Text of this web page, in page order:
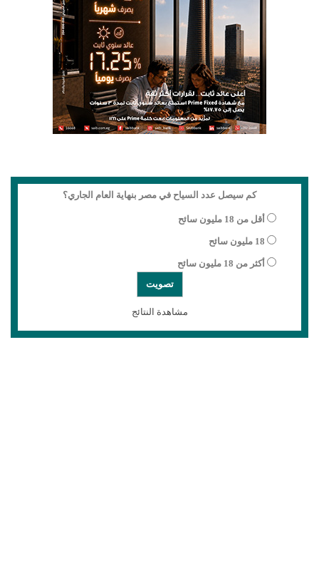
كم سيصل عدد السياح في مصر بنهاية العام الجاري؟
أقل من 18 مليون سائح
18 مليون سائح
أكثر من 18 مليون سائح
مشاهدة النتائج